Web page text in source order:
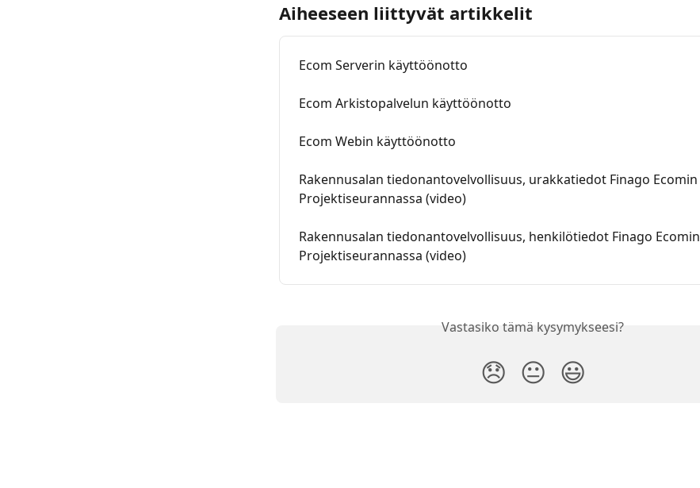
Aiheeseen liittyvät artikkelit
Ecom Serverin käyttöönotto
Ecom Arkistopalvelun käyttöönotto
Ecom Webin käyttöönotto
Rakennusalan tiedonantovelvollisuus, urakkatiedot Finago Ecomin
Projektiseurannassa (video)
Rakennusalan tiedonantovelvollisuus, henkilötiedot Finago Ecomin
Projektiseurannassa (video)
Vastasiko tämä kysymykseesi?
😞 😐 😃